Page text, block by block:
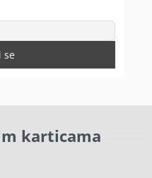
karticama